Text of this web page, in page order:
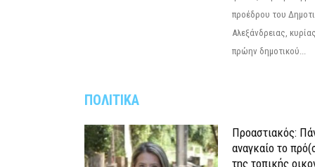
προέδρου του
Αλεξάνδρειας,
πρώην δημοτικού...
ΠΟΛΙΤΙΚΑ
Προαστιακός:
αναγκαίο το
της τοπικής